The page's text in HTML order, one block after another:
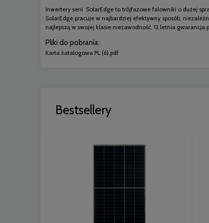
Inwertery serii SolarEdge to trójfazowe falowniki o dużej
SolarEdge pracuje w najbardziej efektywny sposób,
najlepszą w swojej klasie niezawodność. 12 letnia
Pliki do pobrania:
Karta katalogowa PL (6).pdf
Bestsellery